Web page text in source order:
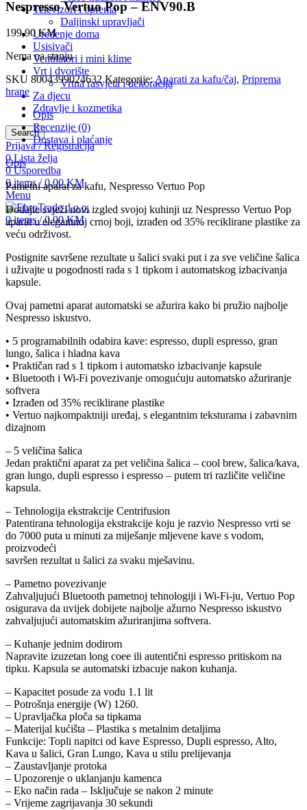
Televizori i oprema
Daljinski upravljači
Uređenje doma
Usisivači
Ventilatori i mini klime
Vrt i dvorište
Vrtna rasvjeta i dekoracija
Za djecu
Zdravlje i kozmetika
Search
Prijava / Registracija
0Lista želja
0 Usporedba
0items / 0,00KM
Menu
0items / 0,00KM
Nespresso Vertuo Pop – ENV90.B
199,90KM
Nema na stanju
SKU 8004399024632Kategorije:Aparati za kafu/čaj, Priprema
hrane
Opis
Recenzije (0)
Dostava i plaćanje
Opis
Pametni aparat za kafu, Nespresso Vertuo Pop
Dodajte svježi novi izgled svojoj kuhinji uz Nespresso Vertuo Pop
aparat u elegantnoj crnoj boji, izrađen od 35% reciklirane plastike za
veću održivost.
Postignite savršene rezultate u šalici svaki put i za sve veličine šalica
i uživajte u pogodnosti rada s 1 tipkom i automatskog izbacivanja
kapsule.
Ovaj pametni aparat automatski se ažurira kako bi pružio najbolje
Nespresso iskustvo.
• 5 programabilnih odabira kave: espresso, dupli espresso, gran
lungo, šalica i hladna kava
• Praktičan rad s 1 tipkom i automatsko izbacivanje kapsule
• Bluetooth i Wi-Fi povezivanje omogućuju automatsko ažuriranje
softvera
• Izrađen od 35% reciklirane plastike
• Vertuo najkompaktniji uređaj, s elegantnim teksturama i zabavnim
dizajnom
– 5 veličina šalica
Jedan praktični aparat za pet veličina šalica – cool brew, šalica/kava,
gran lungo, dupli espresso i espresso – putem tri različite veličine
kapsula.
– Tehnologija ekstrakcije Centrifusion
Patentirana tehnologija ekstrakcije koju je razvio Nespresso vrti se
do 7000 puta u minuti za miješanje mljevene kave s vodom,
proizvodeći
savršen rezultat u šalici za svaku mješavinu.
– Pametno povezivanje
Zahvaljujući Bluetooth pametnoj tehnologiji i Wi-Fi-ju, Vertuo Pop
osigurava da uvijek dobijete najbolje ažurno Nespresso iskustvo
zahvaljujući automatskim ažuriranjima softvera.
– Kuhanje jednim dodirom
Napravite izuzetan long coee ili autentični espresso pritiskom na
tipku. Kapsula se automatski izbacuje nakon kuhanja.
– Kapacitet posude za vodu 1.1 lit
– Potrošnja energije (W) 1260.
– Upravljačka ploča sa tipkama
– Materijal kućišta – Plastika s metalnim detaljima
Funkcije: Topli napitci od kave Espresso, Dupli espresso, Alto,
Kava u šalici, Gran Lungo, Kava u stilu prelijevanja
– Zaustavljanje protoka
– Upozorenje o uklanjanju kamenca
– Eko način rada – Isključuje se nakon 2 minute
– Vrijeme zagrijavanja 30 sekundi